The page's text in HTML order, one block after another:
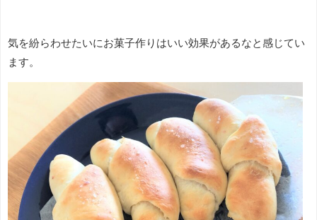
気を紛らわせたいにお菓子作りはいい効果があるなと感じてい
ます。